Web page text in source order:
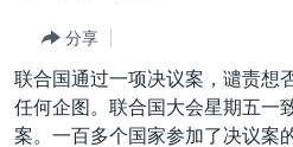
容
转
港澳
国际
最新国际新闻
分类新闻
分享
联合国通过一项决议案，谴责想
任何企图。联合国大会星期五一
案。一百多个国家参加了决议案